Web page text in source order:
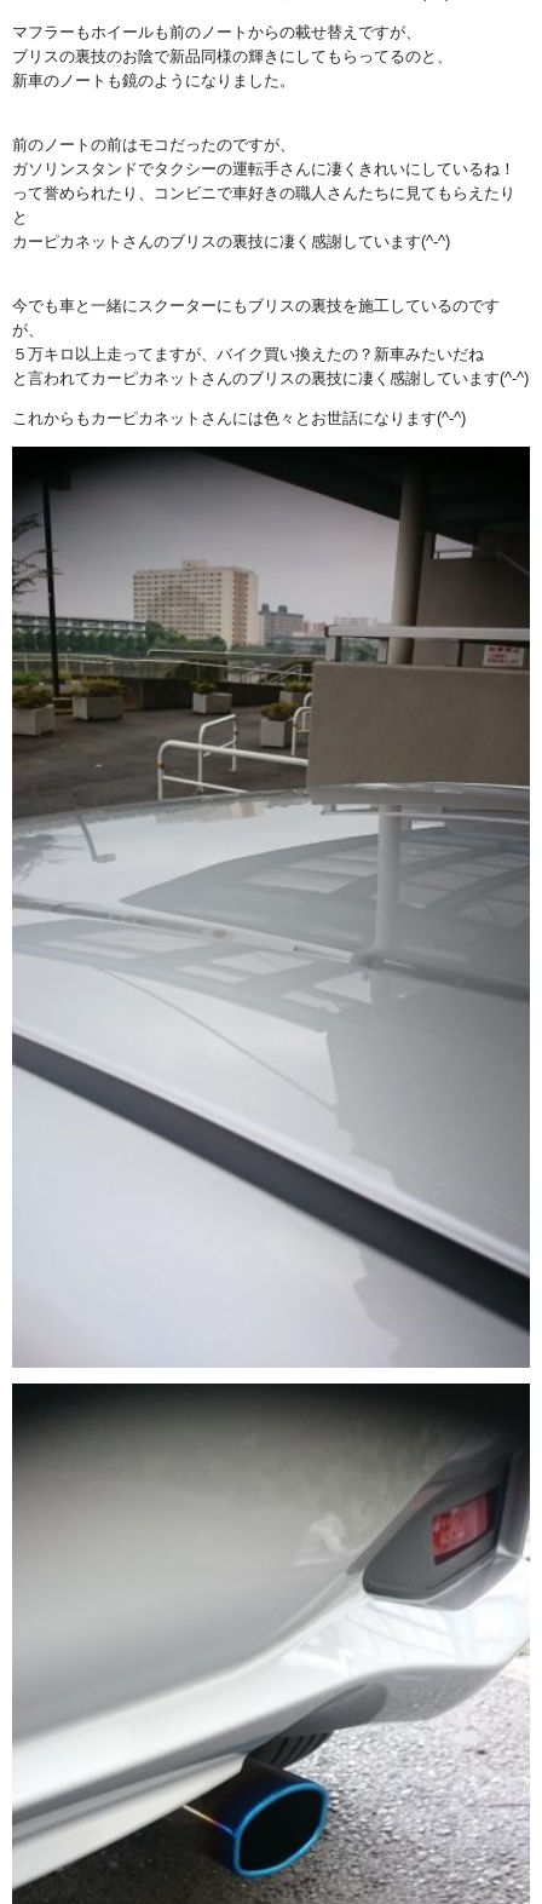
マフラーもホイールも前のノートからの載せ替えですが、
ブリスの裏技のお陰で新品同様の輝きにしてもらってるのと、
新車のノートも鏡のようになりました。
前のノートの前はモコだったのですが、
ガソリンスタンドでタクシーの運転手さんに凄くきれいにしているね！
って誉められたり、コンビニで車好きの職人さんたちに見てもらえたり
と
カーピカネットさんのブリスの裏技に凄く感謝しています(^-^)
今でも車と一緒にスクーターにもブリスの裏技を施工しているのです
が、
５万キロ以上走ってますが、バイク買い換えたの？新車みたいだね
と言われてカーピカネットさんのブリスの裏技に凄く感謝しています(^-^)
これからもカーピカネットさんには色々とお世話になります(^-^)